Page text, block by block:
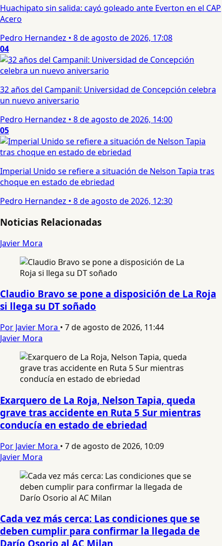
Huachipato sin salida: cayó goleado ante Everton en el CAP
Acero
Pedro Hernandez • 8 de agosto de 2026, 17:08
04
32 años del Campanil: Universidad de Concepción celebra
un nuevo aniversario
Pedro Hernandez • 8 de agosto de 2026, 14:00
05
Imperial Unido se refiere a situación de Nelson Tapia tras
choque en estado de ebriedad
Pedro Hernandez • 8 de agosto de 2026, 12:30
Noticias Relacionadas
Javier Mora
Claudio Bravo se pone a disposición de La Roja
si llega su DT soñado
Por Javier Mora • 7 de agosto de 2026, 11:44
Javier Mora
Exarquero de La Roja, Nelson Tapia, queda
grave tras accidente en Ruta 5 Sur mientras
conducía en estado de ebriedad
Por Javier Mora • 7 de agosto de 2026, 10:09
Javier Mora
Cada vez más cerca: Las condiciones que se
deben cumplir para confirmar la llegada de
Darío Osorio al AC Milan